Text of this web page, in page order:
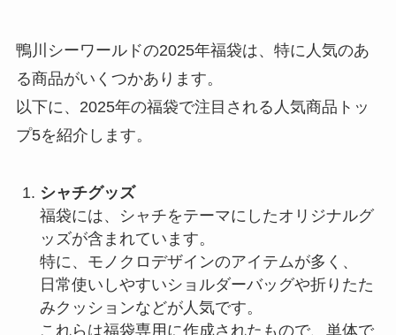
鴨川シーワールドの2025年福袋は、特に人気のあ
る商品がいくつかあります。
以下に、2025年の福袋で注目される人気商品トッ
プ5を紹介します。
シャチグッズ
福袋には、シャチをテーマにしたオリジナルグ
ッズが含まれています。
特に、モノクロデザインのアイテムが多く、
日常使いしやすいショルダーバッグや折りたた
みクッションなどが人気です。
これらは福袋専用に作成されたもので、単体で